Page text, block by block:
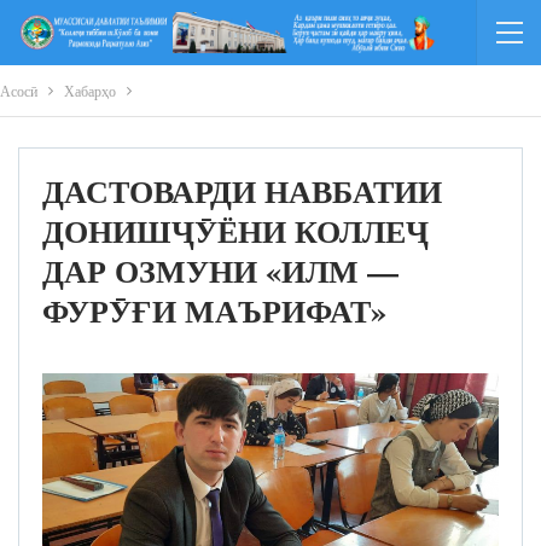
Асосӣ Хабарҳо
ДАСТОВАРДИ НАВБАТИИ
ДОНИШҶӮЁНИ КОЛЛЕҶ
ДАР ОЗМУНИ «ИЛМ —
ФУРӮҒИ МАЪРИФАТ»